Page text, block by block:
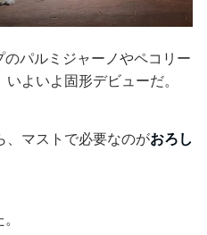
パルミジャーノやペコリー
よいよ固形デビューだ。
、マストで必要なのがおろし